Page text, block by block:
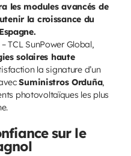
les modules avancés de
la croissance du
– TCL SunPower Global,
solaires haute
la signature d’un
Suministros Orduña,
photovoltaïques les plus
sur le